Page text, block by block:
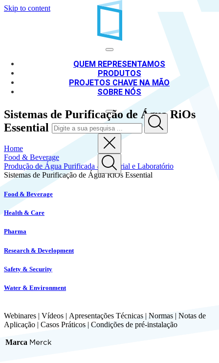
Skip to content
QUEM REPRESENTAMOS
PRODUTOS
PROJETOS CHAVE NA MÃO
SOBRE NÓS
Sistemas de Purificação de Água RiOs
Essential
Home
Food & Beverage
Produção de Água Purificada - Industrial e Laboratório
Sistemas de Purificação de Água RiOs Essential
Food & Beverage
Health & Care
Pharma
Research & Development
Safety & Security
Water & Environment
Webinares | Vídeos | Apresentações Técnicas | Normas | Notas de
Aplicação | Casos Práticos | Condições de pré-instalação
Marca Merck